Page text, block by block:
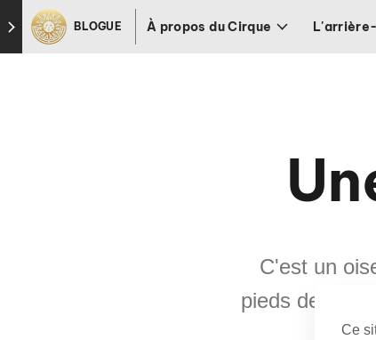
Skip to footer
BLOGUE À propos du Cirque
C'est un
pieds de haut
Ce